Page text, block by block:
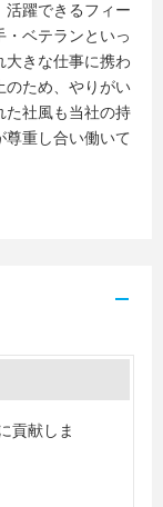
活躍できるフィー
・ベテランといっ
大きな仕事に携わ
のため、やりがい
た社風も当社の持
尊重し合い働いて
貢献しま